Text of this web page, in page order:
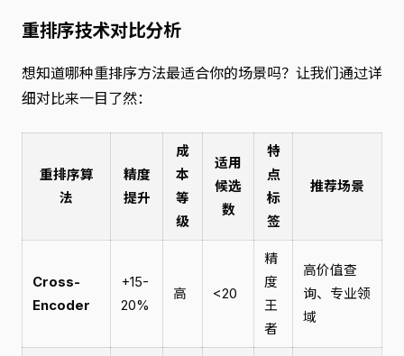
重排序技术对比分析
想知道哪种重排序方法最适合你的场景吗？让我们通过详
细对比来一目了然：
重排序算
法
精度
提升
成
本
等
级
适用
候选
数
特
点
标
签
推荐场景
Cross-
Encoder
+15-
20%
高 <20
精
度
王
者
高价值查
询、专业领
域